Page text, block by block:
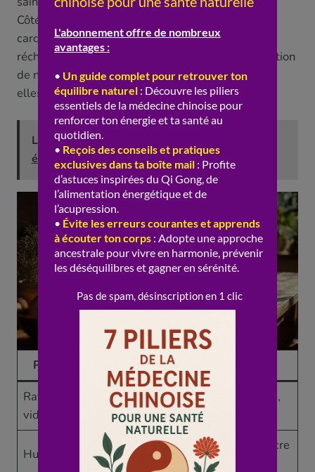
Côté épices, certains aromates doux (gingembre,
cardamome, fenouil, écorce de mandarine) «
réchauffent le centre » et aident à digérer, à condition
de ne pas tomber dans l’excès d’épices fortes qui,
elles, échauffent.
Lire aussi : Ballonnements : causes
énergétiques selon la MTC
Profil Signes
Rate
vide
Fatigue, selles
molles
Riz/congee, courge,
mijotés
Humidité
Lourdeur,
glaires
Orge, moins de sucre
et laitages